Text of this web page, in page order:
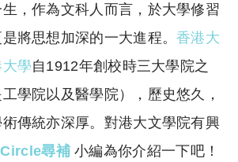
p
y
Li
n
k
at
s
A
p
p
，作為文科人而言，於大學修習
將思想加深的一大進程。香港大
學自1912年創校時三大學院之
學院以及醫學院），歷史悠久，
傳統亦深厚。對港大文學院有興
尋補小編為你介紹一下吧！